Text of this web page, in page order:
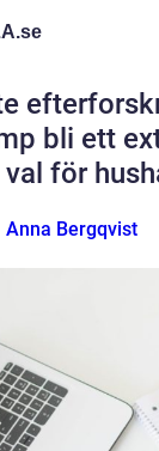
se
bli ett
val för
Anna Bergqvist